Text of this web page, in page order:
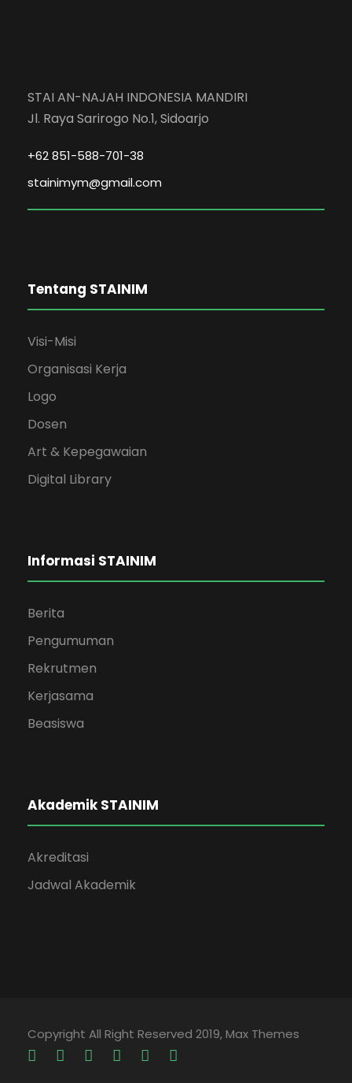
STAI AN-NAJAH INDONESIA MANDIRI
Jl. Raya Sarirogo No.1, Sidoarjo
+62 851-588-701-38
stainimym@gmail.com
Tentang STAINIM
Visi-Misi
Organisasi Kerja
Logo
Dosen
Art & Kepegawaian
Digital Library
Informasi STAINIM
Berita
Pengumuman
Rekrutmen
Kerjasama
Beasiswa
Akademik STAINIM
Akreditasi
Jadwal Akademik
Copyright All Right Reserved 2019, Max Themes